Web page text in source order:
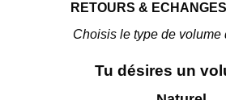
RETOURS &
Choisis le type de volume
Tu désires un